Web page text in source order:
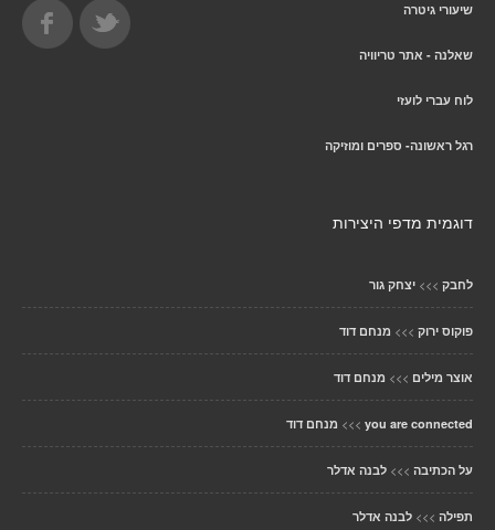
שיעורי גיטרה
שאלנה - אתר טריוויה
לוח עברי לועזי
רגל ראשונה- ספרים ומוזיקה
דוגמית מדפי היצירות
לחבק >>> יצחק גור
פוקוס ירוק >>> מנחם דוד
אוצר מילים >>> מנחם דוד
you are connected
>>> מנחם דוד
על הכתיבה >>> לבנה אדלר
תפילה >>> לבנה אדלר